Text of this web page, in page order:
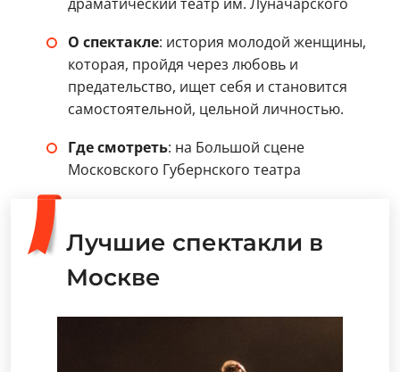
О спектакле: история молодой женщины,
которая, пройдя через любовь и
предательство, ищет себя и становится
самостоятельной, цельной личностью.
Где смотреть: на Большой сцене
Московского Губернского театра
Лучшие спектакли в
Москве